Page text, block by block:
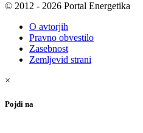
© 2012 - 2026 Portal Energetika
O avtorjih
Pravno obvestilo
Zasebnost
Zemljevid strani
×
Pojdi na